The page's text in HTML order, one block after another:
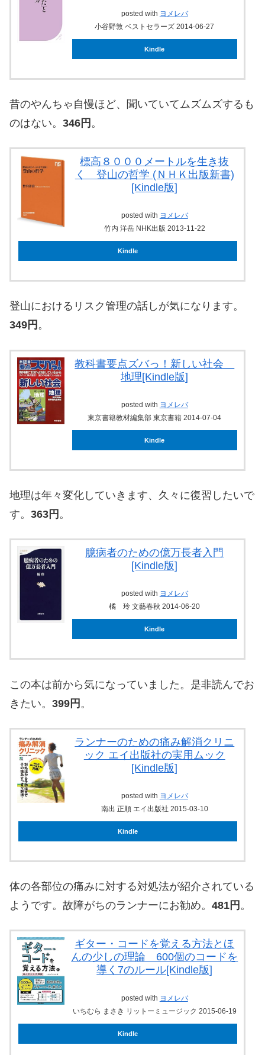
posted with ヨメレバ
小谷野敦 ベストセラーズ 2014-06-27
Kindle
昔のやんちゃ自慢ほど、聞いていてムズムズするも
のはない。 346円 。
標高８０００メートルを生き抜
く 登山の哲学 (ＮＨＫ出版新書)
[Kindle版]
posted with ヨメレバ
竹内 洋岳 NHK出版 2013-11-22
Kindle
登山におけるリスク管理の話しが気になります。
349円 。
教科書要点ズバっ！新しい社会
地理[Kindle版]
posted with ヨメレバ
東京書籍教材編集部 東京書籍 2014-07-04
Kindle
地理は年々変化していきます、久々に復習したいで
す。 363円 。
臆病者のための億万長者入門
[Kindle版]
posted with ヨメレバ
橘 玲 文藝春秋 2014-06-20
Kindle
この本は前から気になっていました。是非読んでお
きたい。 399円 。
ランナーのための痛み解消クリニ
ック エイ出版社の実用ムック
[Kindle版]
posted with ヨメレバ
南出 正順 エイ出版社 2015-03-10
Kindle
体の各部位の痛みに対する対処法が紹介されている
ようです。故障がちのランナーにお勧め。 481円 。
ギター・コードを覚える方法とほ
んの少しの理論 600個のコードを
導く7のルール[Kindle版]
posted with ヨメレバ
いちむら まさき リットーミュージック 2015-06-19
Kindle